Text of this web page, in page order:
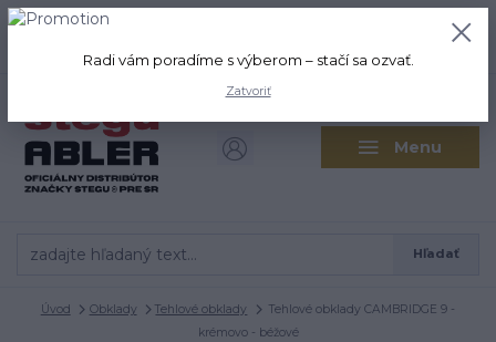
Menu
Hľadať
+421 917 280 411
0,00 EUR
Úvod Obklady Tehlové obklady
Tehlové obklady CAMBRIDGE 9 -
krémovo - béžové
Radi vám poradíme s výberom – stačí sa ozvať.
Zatvoriť